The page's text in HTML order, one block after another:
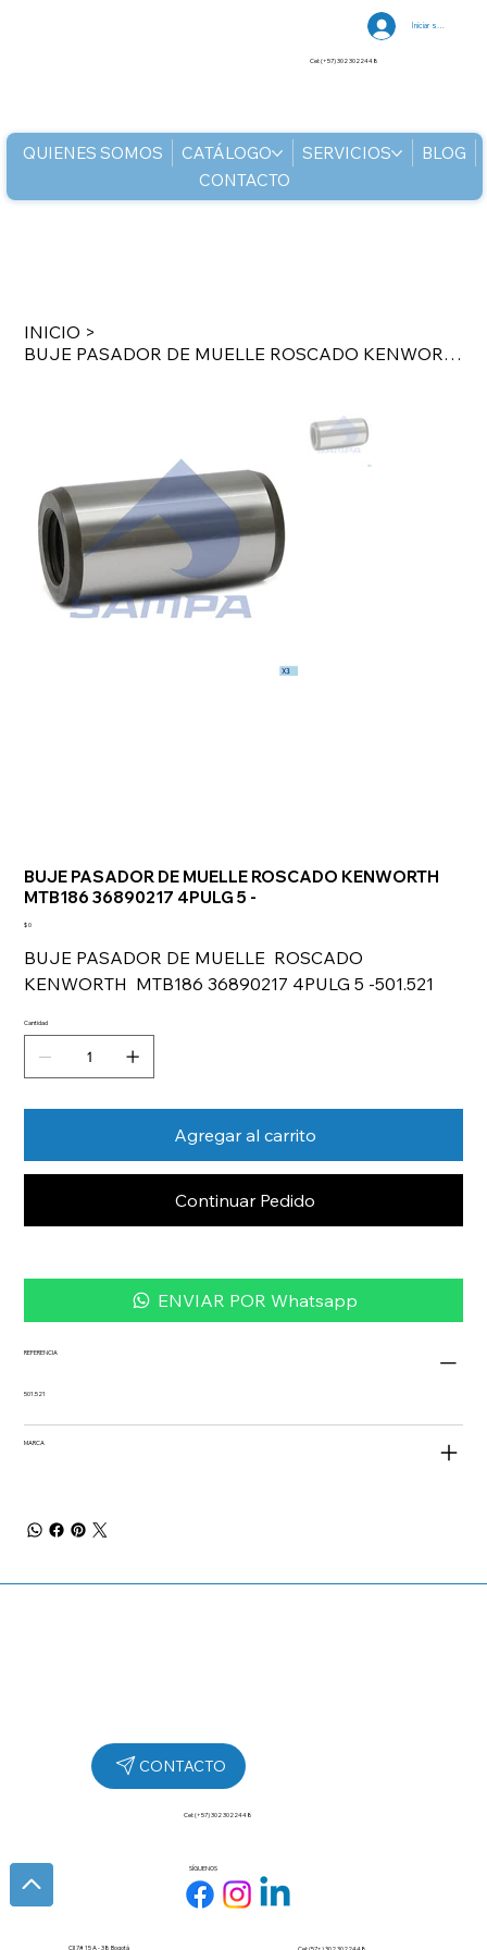
QUIENES SOMOS CATÁLOGO SERVICIOS
BLOG
CONTACTO
Iniciar sesión
Cel: (+57) 302 3022448
INICIO >
BUJE PASADOR DE MUELLE ROSCADO KENWORTH MTB186 36890217 4PULG 5 -
BUJE PASADOR DE MUELLE ROSCADO KENWORTH
MTB186 36890217 4PULG 5 -
Precio
$ 0
BUJE PASADOR DE MUELLE ROSCADO
KENWORTH MTB186 36890217 4PULG 5 -501.521
Cantidad
Agregar al carrito
Continuar Pedido
ENVIAR POR Whatsapp
REFERENCIA
501.521
MARCA
SÍGUENOS
Cel: (+57) 302 3022448
Cll 7# 15 A - 38 Bogotá Cel: (57+) 302 3022448